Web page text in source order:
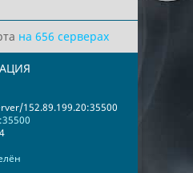
на 656 серверах
152.89.199.20:35500
4